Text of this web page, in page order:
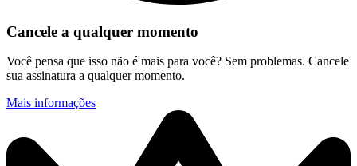
Cancele a qualquer momento
Você pensa que isso não é mais para você? Sem problemas. Cancele
sua assinatura a qualquer momento.
Mais informações